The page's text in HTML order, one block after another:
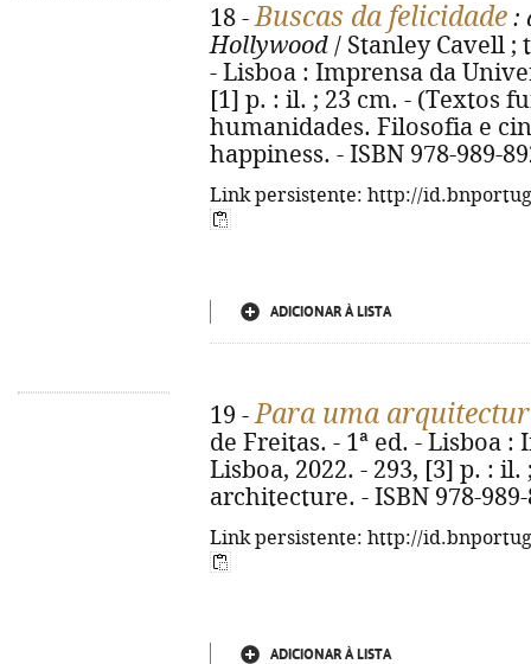
18 -Buscas da felicidade :
Hollywood / Stanley Cavell ;
- Lisboa : Imprensa da
[1] p. : il. ; 23 cm. - (Textos
humanidades. Filosofia e
happiness. - ISBN 978-989-
Link persistente: http://
ADICIONAR À LISTA
19 -Para uma
de Freitas. - 1ª ed. - Lisboa
Lisboa, 2022. - 293, [3] p. :
architecture. - ISBN 978-989-
Link persistente: http://
ADICIONAR À LISTA